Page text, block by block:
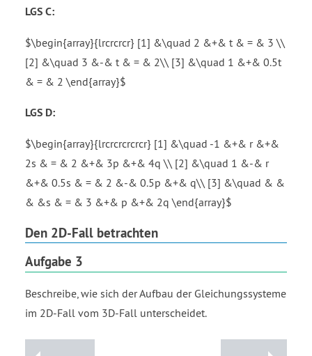
LGS C:
$\begin{array}{lrcrcrcr} [1] &\quad 2 &+& t & = & 3 \\
[2] &\quad 3 &-& t & = & 2\\ [3] &\quad 1 &+& 0.5t
& = & 2 \end{array}$
LGS D:
$\begin{array}{lrcrcrcrcrcr} [1] &\quad -1 &+& r &+&
2s & = & 2 &+& 3p &+& 4q \\ [2] &\quad 1 &-& r
&+& 0.5s & = & 2 &-& 0.5p &+& q\\ [3] &\quad & &
& &s & = & 3 &+& p &+& 2q \end{array}$
Den 2D-Fall betrachten
Aufgabe 3
Beschreibe, wie sich der Aufbau der Gleichungssysteme
im 2D-Fall vom 3D-Fall unterscheidet.